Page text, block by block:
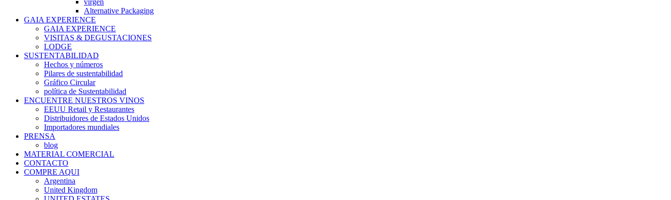
virgen
Alternative Packaging
GAIA EXPERIENCE
GAIA EXPERIENCE
VISITAS & DEGUSTACIONES
LODGE
SUSTENTABILIDAD
Hechos y números
Pilares de sustentabilidad
Gráfico Circular
política de Sustentabilidad
ENCUENTRE NUESTROS VINOS
EEUU Retail y Restaurantes
Distribuidores de Estados Unidos
Importadores mundiales
PRENSA
blog
MATERIAL COMERCIAL
CONTACTO
COMPRE AQUI
Argentina
United Kingdom